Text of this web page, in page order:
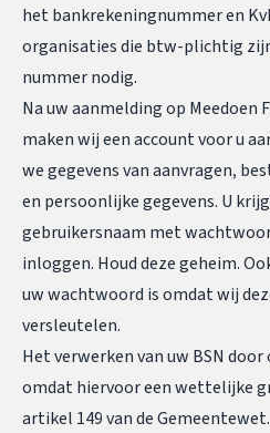
het bankrekeningnummer en
organisaties die btw-plichtig
nummer nodig.
Na uw aanmelding op Meedoen
maken wij een account voor u
we gegevens van aanvragen,
en persoonlijke gegevens. U
gebruikersnaam met
inloggen. Houd deze geheim.
uw wachtwoord is omdat wij
versleutelen.
Het verwerken van uw BSN
omdat hiervoor een wettelijke
artikel 149 van de Gemeentewet.